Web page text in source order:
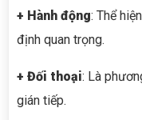
+ Hành động: Thể
định quan trọng.
+ Đối thoại: Là
gián tiếp.